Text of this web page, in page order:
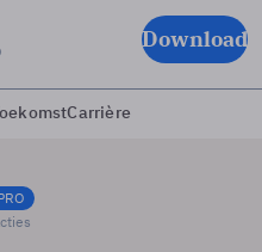
Download
Carrière